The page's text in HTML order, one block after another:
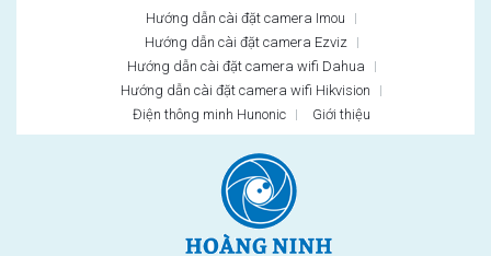
Hướng dẫn cài đặt camera Imou
Hướng dẫn cài đặt camera Ezviz
Hướng dẫn cài đặt camera wifi Dahua
Hướng dẫn cài đặt camera wifi Hikvision
Điện thông minh Hunonic
Giới thiệu